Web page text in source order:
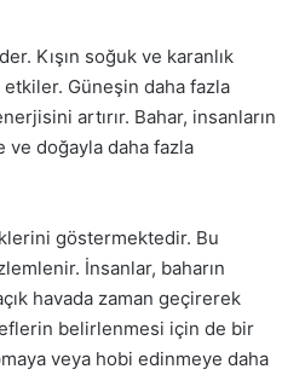
Kışın soğuk ve karanlık
Güneşin daha fazla
artırır. Bahar, insanların
ve doğayla daha fazla
göstermektedir. Bu
İnsanlar, baharın
havada zaman geçirerek
belirlenmesi için de bir
veya hobi edinmeye daha